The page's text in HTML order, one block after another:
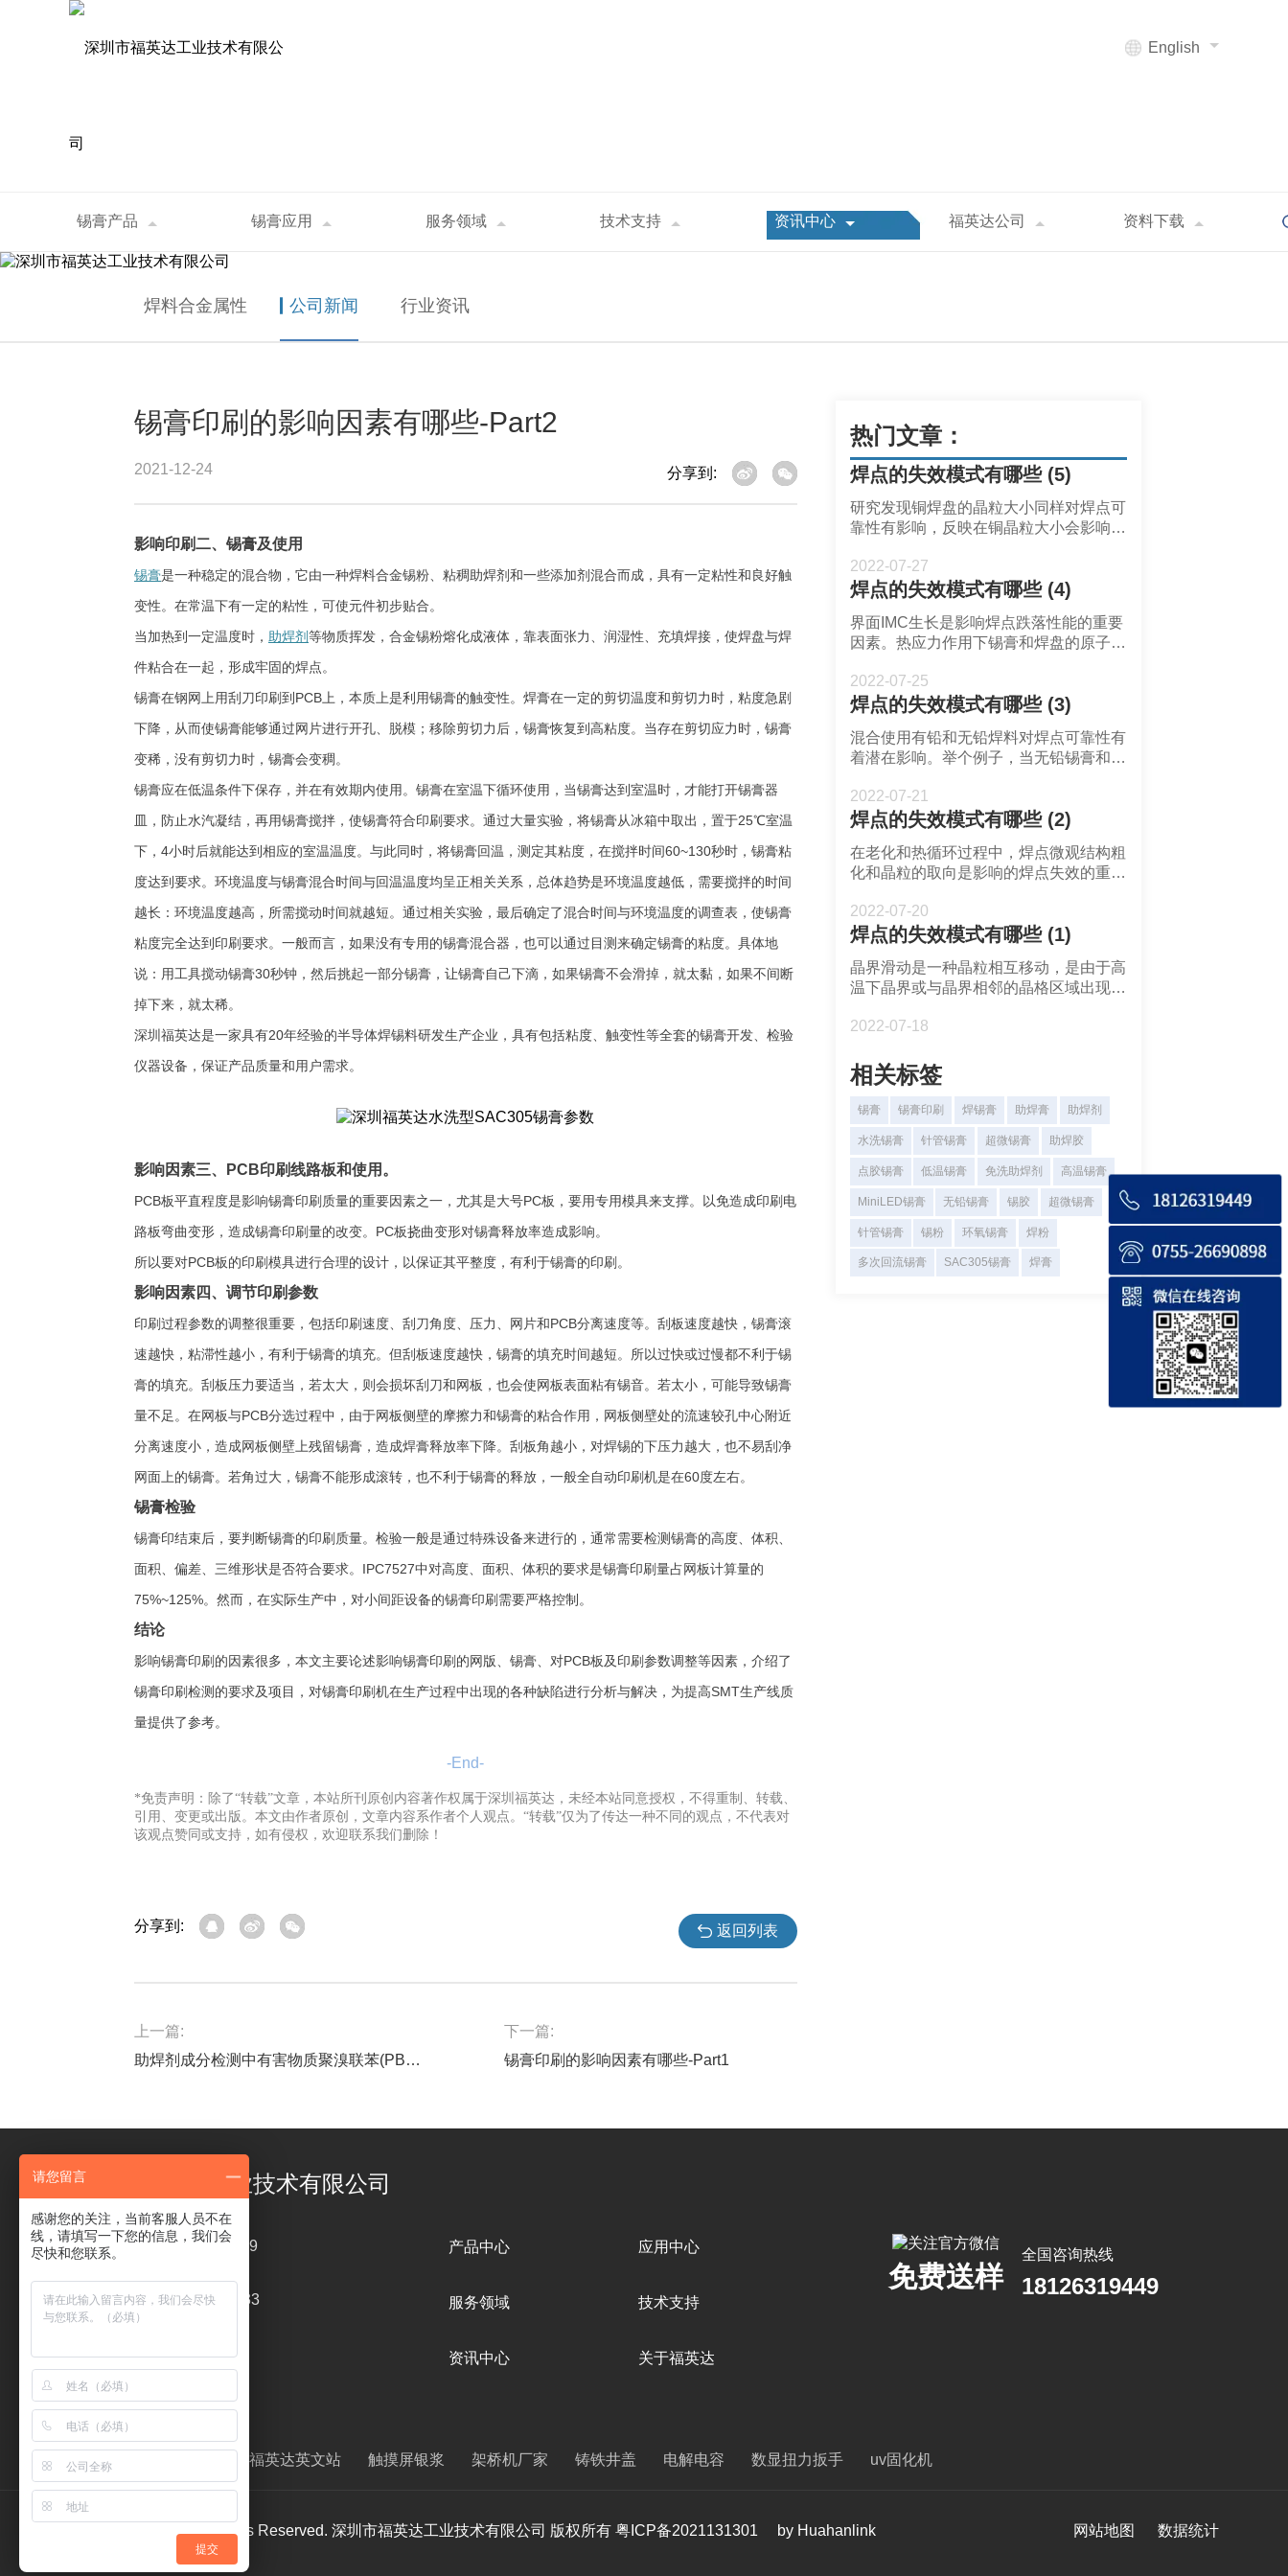
English
锡膏产品 锡膏应用 服务领域 技术支持 资讯中心 福英达公司 资料下载
资讯中心
首页 >公司新闻 锡膏印刷的影响因素有哪些-Part2
焊料合金属性 公司新闻 行业资讯
锡膏印刷的影响因素有哪些-Part2
2021-12-24 分享到:
影响印刷二、锡膏及使用
锡膏是一种稳定的混合物，它由一种焊料合金锡粉、粘稠助焊剂和一些添加剂混合而成，具有一定粘性和良好触
变性。在常温下有一定的粘性，可使元件初步贴合。
当加热到一定温度时， 助焊剂等物质挥发，合金锡粉熔化成液体，靠表面张力、润湿性、充填焊接，使焊盘与焊
件粘合在一起，形成牢固的焊点。
锡膏在钢网上用刮刀印刷到PCB上，本质上是利用锡膏的触变性。焊膏在一定的剪切温度和剪切力时，粘度急剧
下降，从而使锡膏能够通过网片进行开孔、
脱模；移除剪切力后，锡膏恢复到高粘度。当存在剪切应力时，锡膏
变稀，没有剪切力时，锡膏会变稠。
锡膏应在低温条件下保存，并在有效期内使用。锡膏在室温下循环使用，当锡膏达到室温时，才能打开锡膏器
皿，防止水汽凝结，再用锡膏搅拌，使锡膏符合印刷要求。通过大量实验，将锡膏从冰箱中取出，置于25℃室温
下，4小时后就能达到相应的室温温度。与此同时，将锡膏回温，测定其粘度，在搅拌时间60~130秒时，锡膏粘
度达到要求。环境温度与锡膏混合时间与回温温度均呈正相关关系，总体趋势是环境温度越低，需要搅拌的时间
越长：环境温度越高，所需搅动时间就越短。通过相关实验，最后确定了混合时间与环境温度的调查表，使锡膏
粘度完全达到印刷要求。一般而言，如果没有专用的锡膏混合器，也可以通过目测来确定锡膏的粘度。具体地
说：用工具搅动锡膏30秒钟，然后挑起一部分锡膏，让锡膏自己下滴，如果锡膏不会滑掉，就太黏，如果不间断
掉下来，就太稀。
深圳福英达是一家具有20年经验的半导体焊锡料研发生产企业，具有包括粘度、触变性等全套的锡膏开发、检验
仪器设备，保证产品质量和用户需求。
影响因素三、PCB印刷线路板和使用。
PCB板平直程度是影响锡膏印刷质量的重要因素之一，尤其是大号PC板，要用专用模具来支撑。以免造成印刷电
路板弯曲变形，造成锡膏印刷量的改变。PC板挠曲变形对锡膏释放率造成影响。
所以要对PCB板的印刷模具进行合理的设计，以保证其平整度，有利于锡膏的印刷。
影响因素四、调节印刷参数
印刷过程参数的调整很重要，包括印刷速度、刮刀角度、压力、网片和PCB分离速度等。刮板速度越快，锡膏滚
速越快，粘滞性越小，有利于锡膏的填充。但刮板速度越快，锡膏的填充时间越短。所以过快或过慢都不利于锡
膏的填充。刮板压力要适当，若太大，则会损坏刮刀和网板，也会使网板表面粘有锡音。若太小，可能导致锡膏
量不足。在网板与PCB分选过程中，由于网板侧壁的摩擦力和锡膏的粘合作用，网板侧壁处的流速较孔中心附近
分离速度小，造成网板侧壁上残留锡膏，造成焊膏释放率下降。刮板角越小，对焊锡的下压力越大，也不易刮净
网面上的锡膏。若角过大，锡膏不能形成滚转，也不利于锡膏的释放，一般全自动印刷机是在60度左右。
锡膏检验
锡膏印结束后，要判断锡膏的印刷质量。检验一般是通过特殊设备来进行的，通常需要检测锡膏的高度、体积、
面积、偏差、三维形状是否符合要求。IPC7527中对高度、面积、体积的要求是锡膏印刷量占网板计算量的
75%~125%。然而，在实际生产中，对小间距设备的锡膏印刷需要严格控制。
结论
影响锡膏印刷的因素很多，本文主要论述影响锡膏印刷的网版、锡膏、对PCB板及印刷参数调整等因素，介绍了
锡膏印刷检测的要求及项目，对锡膏印刷机在生产过程中出现的各种缺陷进行分析与解决，为提高SMT生产线质
量提供了参考。
-End-
*免责声明：除了“转载”文章，本站所刊原创内容著作权属于深圳福英达，未经本站同意授权，不得重制、转载、
引用、变更或出版。 本文由作者原创，文章内容系作者个人观点。“转载”仅为了传达一种不同的观点，不代表对
该观点赞同或支持，如有侵权，欢迎联系我们删除！
分享到: 返回列表
上一篇:
助焊剂成分检测中有害物质聚溴联苯(PBB)和多溴二苯醚(PBDE)为何“超标”？
下一篇:
锡膏印刷的影响因素有哪些-Part1
热门文章：
焊点的失效模式有哪些 (5)
研究发现铜焊盘的晶粒大小同样对焊点可
靠性有影响，反映在铜晶粒大小会影响焊
并导致焊点断裂。本文会介绍铜焊盘晶粒
大小对焊点的影响。
2022-07-27
焊点的失效模式有哪些 (4)
界面IMC生长是影响焊点跌落性能的重要
因素。热应力作用下锡膏和焊盘的原子相
2022-07-25
焊点的失效模式有哪些 (3)
混合使用有铅和无铅焊料对焊点可靠性有
着潜在影响。举个例子，当无铅锡膏和有
Sn63Pb37锡膏熔点要低于SAC合金，因
此焊盘上的Sn63Pb37会先熔化，而SAC
SAC焊球晶粒边界，从而产生的焊点性
质不稳定且容易失效。
2022-07-21
焊点的失效模式有哪些 (2)
在老化和热循环过程中，焊点微观结构粗
化和晶粒的取向是影响的焊点失效的重要
无铅焊点热机械响应和可靠性的影响。
2022-07-20
焊点的失效模式有哪些 (1)
晶界滑动是一种晶粒相互移动，是由于高
温下晶界或与晶界相邻的晶格区域出现剪
理。晶界滑动会在晶界处生成应力，并使
2022-07-18
相关标签
锡膏 锡膏印刷 焊锡膏 助焊膏 助焊剂
水洗锡膏 针管锡膏 超微锡膏 助焊胶
点胶锡膏 低温锡膏 免洗助焊剂 高温锡膏
MiniLED锡膏 无铅锡膏 锡胶 超微锡膏
针管锡膏 锡粉 环氧锡膏 焊粉
多次回流锡膏 SAC305锡膏 焊膏
深圳市福英达工业技术有限公司
电话 ： 18126319449
传真 : 0755-26820233
liping@szfitech.com
产品中心 应用中心
服务领域 技术支持
资讯中心 关于福英达
全国咨询热线
18126319449
免费送样
友情链接 ： 福英达英文站 触摸屏银浆 架桥机厂家 铸铁井盖 电解电容 数显扭力扳手 uv固化机
Copyright ©2019 All Rights Reserved. 深圳市福英达工业技术有限公司 版权所有 粤ICP备2021131301 by Huahanlink 网站地图 数据统计
请您留言
感谢您的关注，当前客服人员不在
线，请填写一下您的信息，我们会
尽快和您联系。
提交